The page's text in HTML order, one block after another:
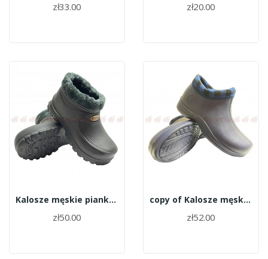
zł33.00 zł20.00
Kalosze męskie piankowe krótkie ocieplane roz.37
zł50.00
copy of Kalosze męskie piankowe krótkie...
zł52.00